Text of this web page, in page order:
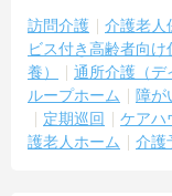
訪問介護 介護老人
ビス付き高齢者向け
養）
通所介護（デ
ループホーム
障が
定期巡回
ケアハ
護老人ホーム
介護